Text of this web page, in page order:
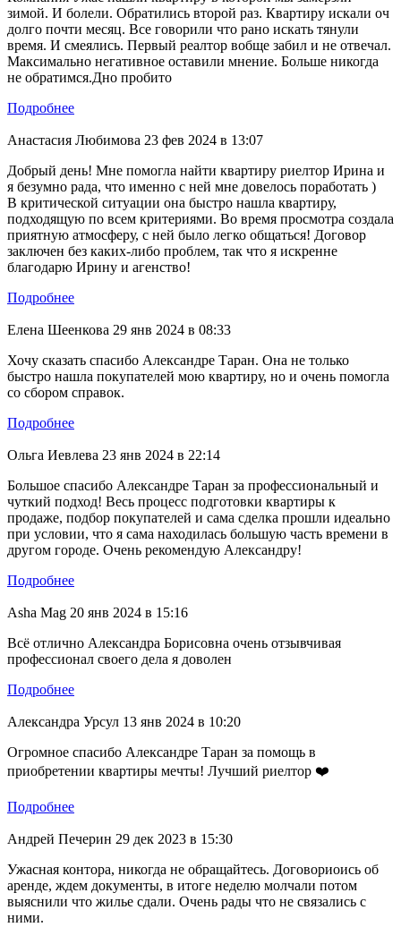
зимой. И болели. Обратились второй раз. Квартиру искали оч
долго почти месяц. Все говорили что рано искать тянули
время. И смеялись. Первый реалтор вобще забил и не отвечал.
Максимально негативное оставили мнение. Больше никогда
не обратимся.Дно пробито
Подробнее
Анастасия Любимова 23 фев 2024 в 13:07
Добрый день! Мне помогла найти квартиру риелтор Ирина и
я безумно рада, что именно с ней мне довелось поработать )
В критической ситуации она быстро нашла квартиру,
подходящую по всем критериями. Во время просмотра создала
приятную атмосферу, с ней было легко общаться! Договор
заключен без каких-либо проблем, так что я искренне
благодарю Ирину и агенство!
Подробнее
Елена Шеенкова 29 янв 2024 в 08:33
Хочу сказать спасибо Александре Таран. Она не только
быстро нашла покупателей мою квартиру, но и очень помогла
со сбором справок.
Подробнее
Ольга Иевлева 23 янв 2024 в 22:14
Большое спасибо Александре Таран за профессиональный и
чуткий подход! Весь процесс подготовки квартиры к
продаже, подбор покупателей и сама сделка прошли идеально
при условии, что я сама находилась большую часть времени в
другом городе. Очень рекомендую Александру!
Подробнее
Asha Mag 20 янв 2024 в 15:16
Всё отлично Александра Борисовна очень отзывчивая
профессионал своего дела я доволен
Подробнее
Александра Урсул 13 янв 2024 в 10:20
Огромное спасибо Александре Таран за помощь в
приобретении квартиры мечты! Лучший риелтор ❤️
Подробнее
Андрей Печерин 29 дек 2023 в 15:30
Ужасная контора, никогда не обращайтесь. Договориоись об
аренде, ждем документы, в итоге неделю молчали потом
выяснили что жилье сдали. Очень рады что не связались с
ними.